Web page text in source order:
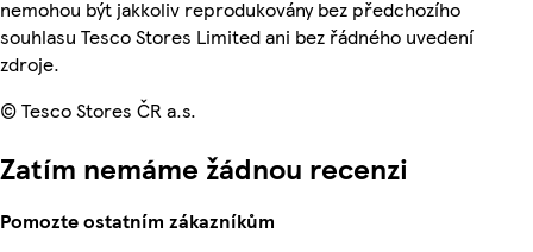
nemohou být jakkoliv reprodukovány bez předchozího
souhlasu Tesco Stores Limited ani bez řádného uvedení
zdroje.
© Tesco Stores ČR a.s.
Zatím nemáme žádnou recenzi
Pomozte ostatním zákazníkům